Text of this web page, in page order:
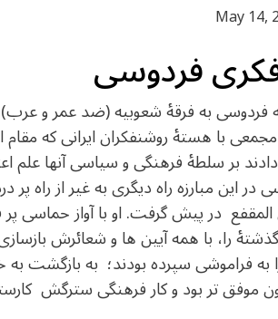
فردوسی
به فرقۀ شعوبیه (ضد عمر و
با هستۀ روشنفکران ایرانی که مقام
بر سلطۀ فرهنگی و سیاسی آنها علم
در این مبارزه راه دیگری به غیر از راه پر
در پیش گرفت. او با آواز حماسی پر
را، با همه آیین ها و شعائرش بازسازی
به فراموشی سپرده بودند؛ به بازگشت
موفق تر بود و کار فرهنگی سترگش